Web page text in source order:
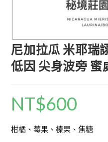
尼加拉瓜 米耶瑞
低因 尖身波旁 蜜
NT$600
柑橘、莓果、榛果、焦糖